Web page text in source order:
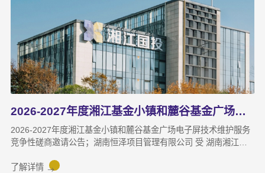
2026-2027年度湘江基金小镇和麓谷基金广场电子屏技术维护服务竞争性磋商邀请公告
2026-2027年度湘江基金小镇和麓谷基金广场电子屏技术维护服务
竞争性磋商邀请公告；湖南恒泽项目管理有限公司 受 湖南湘江新
和麓谷基金广场电子屏技术维护服务 进行竞争性磋商采购，现采用
了解详情